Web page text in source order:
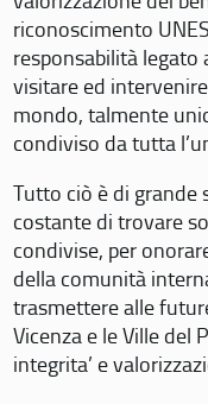
riconoscimento
responsabilità legato
visitare ed
mondo, talmente
condiviso da tutta
Tutto ciò è di grande
costante di trovare
condivise, per
della comunità
trasmettere alle
Vicenza e le Ville del
integrita’ e